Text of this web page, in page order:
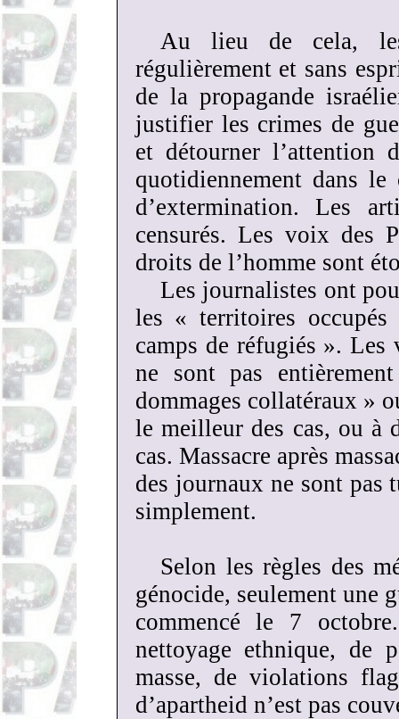
Au lieu de cela, les
régulièrement et sans
de la propagande
justifier les crimes de
et détourner l’attention
quotidiennement dans le
d’extermination. Les
censurés. Les voix des
droits de l’homme sont
Les journalistes ont
les « territoires
camps de réfugiés ».
ne sont pas
dommages collatéraux »
le meilleur des cas, ou à
cas. Massacre après
des journaux ne sont pas
simplement.
Selon les règles des
génocide, seulement une
commencé le 7
nettoyage ethnique, de
masse, de violations
d’apartheid n’est pas